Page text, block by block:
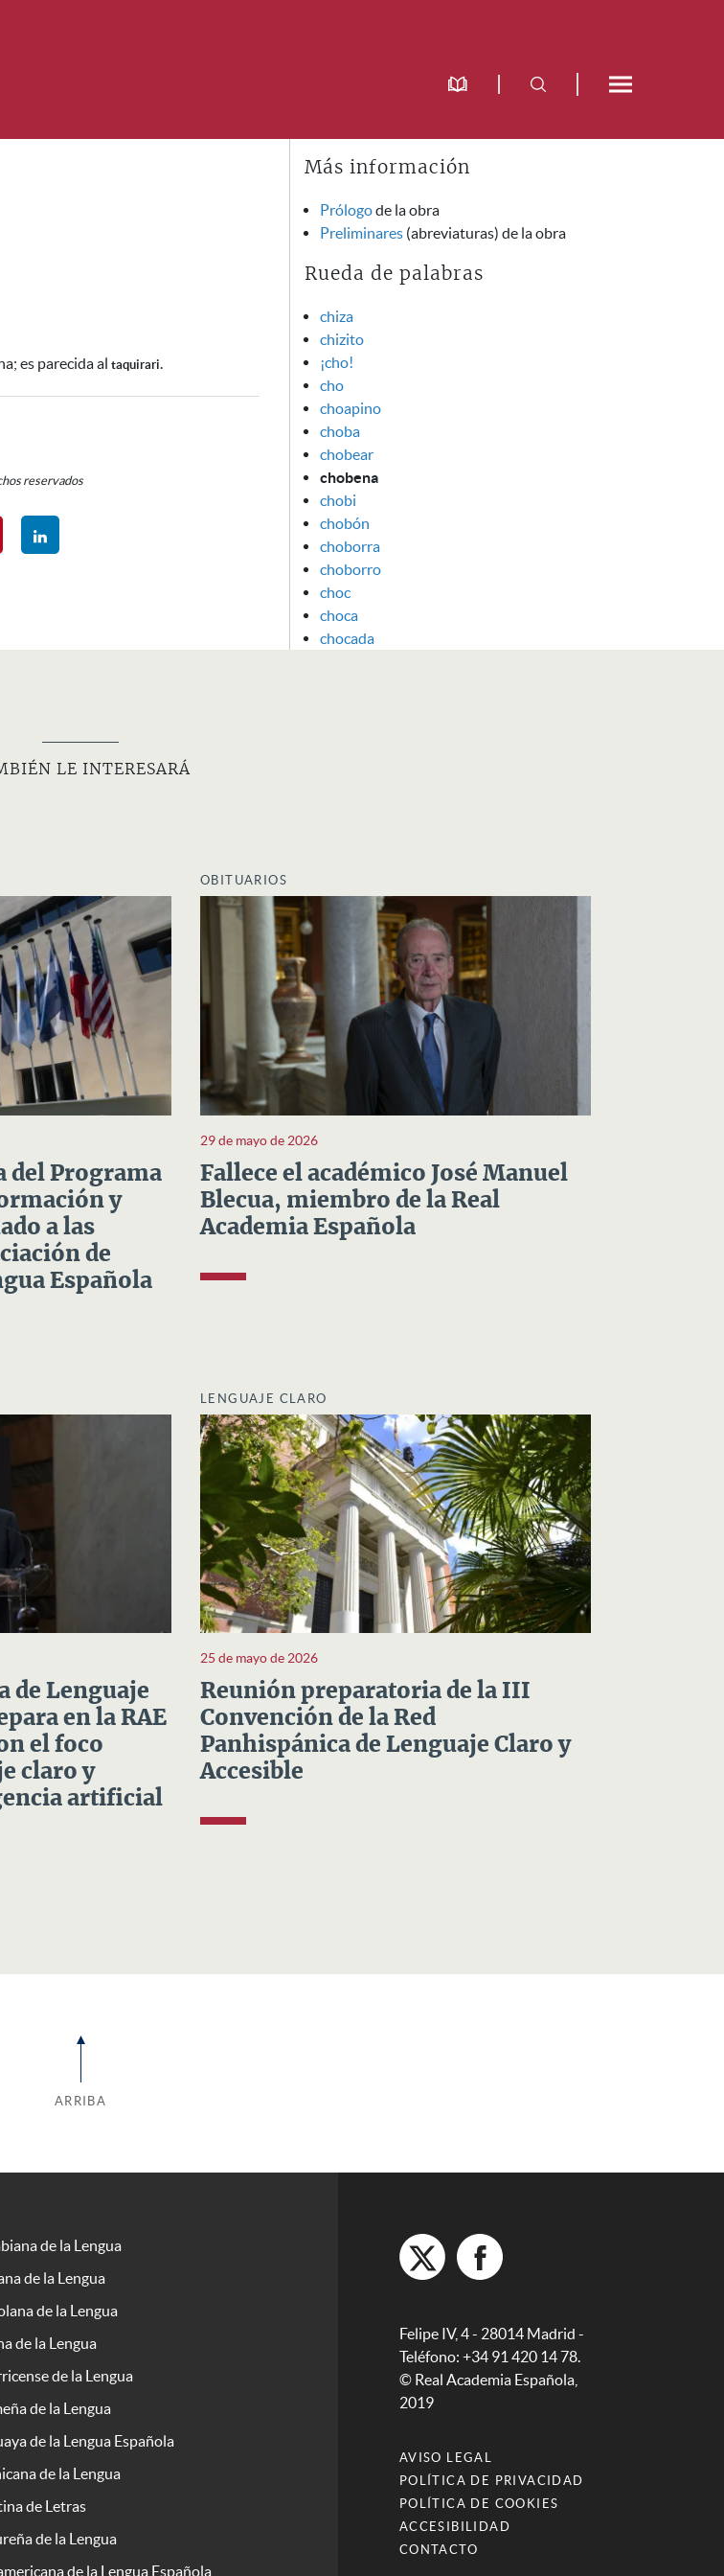
es parecida al taquirari.
reservados
Más información
Prólogode la obra
Preliminares (abreviaturas) de la obra
Rueda de palabras
chiza
chizito
¡cho!
cho
choapino
choba
chobear
chobena
chobi
chobón
choborra
choborro
choc
choca
chocada
LE INTERESARÁ
del Programa
y
a las
de
Española
OBITUARIOS
29 de mayo de 2026
Fallece el académico José Manuel
Blecua, miembro de la Real
Academia Española
de Lenguaje
en la RAE
el foco
claro y
artificial
LENGUAJE CLARO
25 de mayo de 2026
Reunión preparatoria de la III
Convención de la Red
Panhispánica de Lenguaje Claro y
Accesible
ARRIBA
de la Lengua
de la Lengua
de la Lengua
de la Lengua
de la Lengua
de la Lengua
de la Lengua Española
de la Lengua
de Letras
de la Lengua
de la Lengua Española
Felipe IV, 4 - 28014 Madrid -
Teléfono: +34 91 420 14 78.
© Real Academia Española,
2019
AVISO LEGAL
POLÍTICA DE PRIVACIDAD
POLÍTICA DE COOKIES
ACCESIBILIDAD
CONTACTO